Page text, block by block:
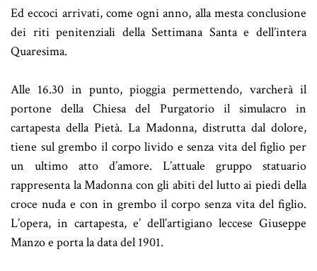
Ed eccoci arrivati, come ogni anno, alla mesta conclusione
dei riti penitenziali della Settimana Santa e dell’intera
Quaresima.
Alle 16.30 in punto, pioggia permettendo, varcherà il
portone della Chiesa del Purgatorio il simulacro in
cartapesta della Pietà. La Madonna, distrutta dal dolore,
tiene sul grembo il corpo livido e senza vita del figlio per
un ultimo atto d’amore. L’attuale gruppo statuario
rappresenta la Madonna con gli abiti del lutto ai piedi della
croce nuda e con in grembo il corpo senza vita del figlio.
L’opera, in cartapesta, e’ dell’artigiano leccese Giuseppe
Manzo e porta la data del 1901.